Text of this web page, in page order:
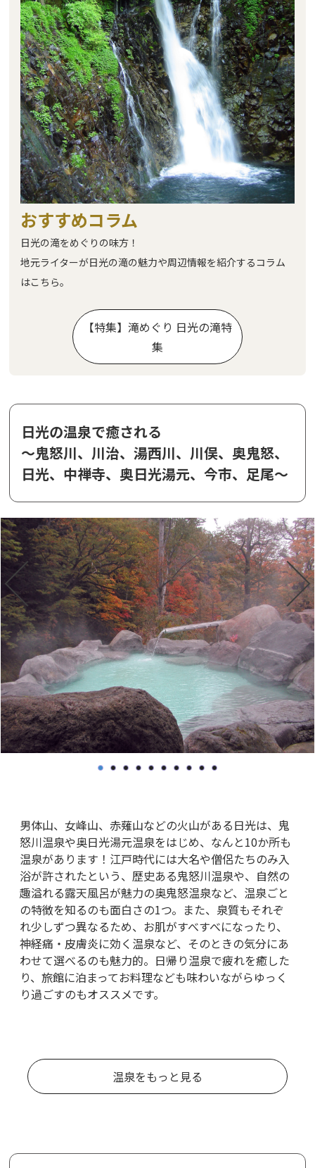
おすすめコラム
日光の滝をめぐりの味方！
地元ライターが日光の滝の魅力や周辺情報を紹介するコラム
はこちら。
【特集】滝めぐり 日光の滝特
集
日光の温泉で癒される
～鬼怒川、川治、湯西川、川俣、奥鬼怒、
日光、中禅寺、奥日光湯元、今市、足尾～
男体山、女峰山、赤薙山などの火山がある日光は、鬼
怒川温泉や奥日光湯元温泉をはじめ、なんと10か所も
温泉があります！江戸時代には大名や僧侶たちのみ入
浴が許されたという、歴史ある鬼怒川温泉や、自然の
趣溢れる露天風呂が魅力の奥鬼怒温泉など、温泉ごと
の特徴を知るのも面白さの1つ。また、泉質もそれぞ
れ少しずつ異なるため、お肌がすべすべになったり、
神経痛・皮膚炎に効く温泉など、そのときの気分にあ
わせて選べるのも魅力的。日帰り温泉で疲れを癒した
り、旅館に泊まってお料理なども味わいながらゆっく
り過ごすのもオススメです。
温泉をもっと見る